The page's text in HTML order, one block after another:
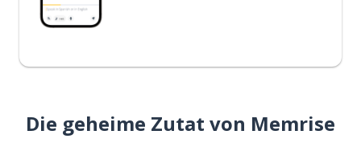
Die geheime Zutat von Memrise